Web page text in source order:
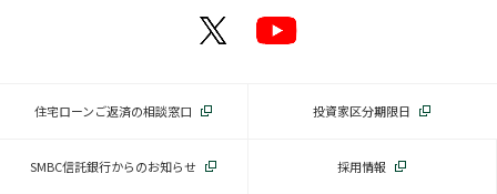
住宅ローンご返済の相談窓口 投資家区分期限日
SMBC信託銀行からのお知らせ 採用情報